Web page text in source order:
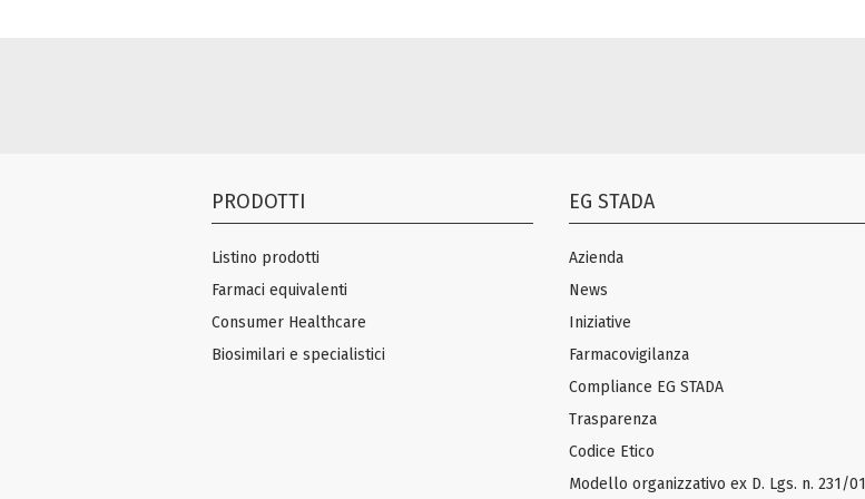
PRODOTTI
Listino prodotti
Farmaci equivalenti
Consumer Healthcare
Biosimilari e specialistici
EG STADA
Azienda
News
Iniziative
Farmacovigilanza
Compliance EG STADA
Trasparenza
Codice Etico
Modello organizzativo ex D. Lgs. n. 231/01